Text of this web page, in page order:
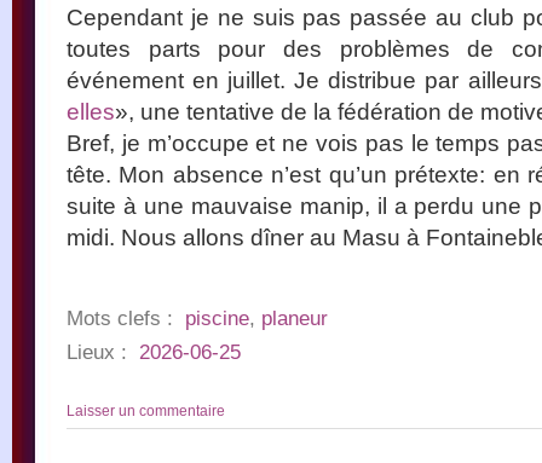
Cependant je ne suis pas passée au club
toutes parts pour des problèmes de
événement en juillet. Je distribue par
elles», une tentative de la fédération de
Bref, je m’occupe et ne vois pas le temps
tête. Mon absence n’est qu’un prétexte: en
suite à une mauvaise manip, il a perdu une
midi. Nous allons dîner au Masu à
Mots clefs : piscine, planeur
Lieux : 2026-06-25
Laisser un commentaire